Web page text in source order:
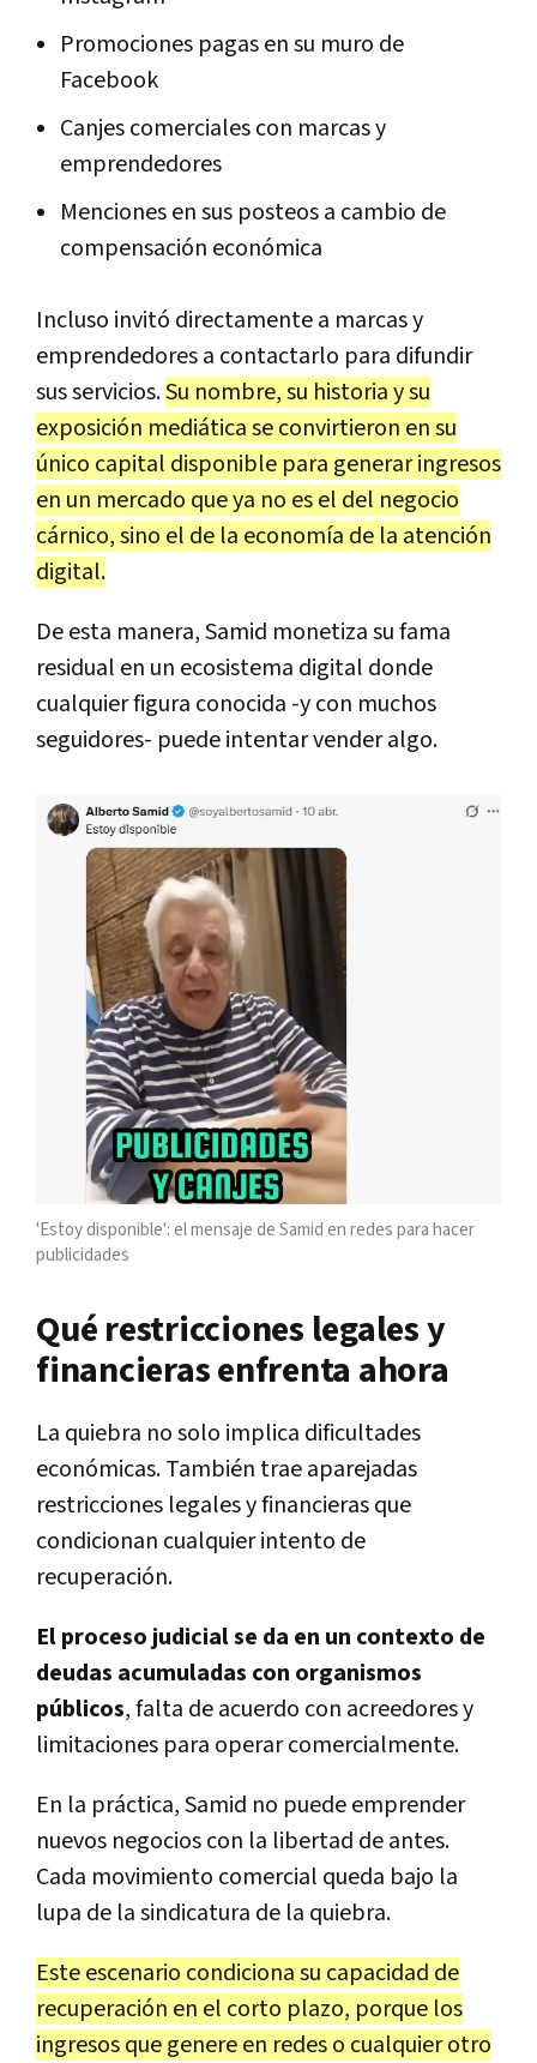
Promociones pagas en su muro de
Facebook
Canjes comerciales con marcas y
emprendedores
Menciones en sus posteos a cambio de
compensación económica
Incluso invitó directamente a marcas y
emprendedores a contactarlo para difundir
sus servicios.Su nombre, su historia y su
exposición mediática se convirtieron en su
único capital disponible para generar ingresos
en un mercado que ya no es el del negocio
cárnico, sino el de la economía de la atención
digital.
De esta manera, Samid monetiza su fama
residual en un ecosistema digital donde
cualquier figura conocida -y con muchos
seguidores- puede intentar vender algo.
'Estoy disponible': el mensaje de Samid en redes para hacer
publicidades
Qué restricciones legales y
financieras enfrenta ahora
La quiebra no solo implica dificultades
económicas. También trae aparejadas
restricciones legales y financieras que
condicionan cualquier intento de
recuperación.
El proceso judicial se da en un contexto de
deudas acumuladas con organismos
públicos, falta de acuerdo con acreedores y
limitaciones para operar comercialmente.
En la práctica, Samid no puede emprender
nuevos negocios con la libertad de antes.
Cada movimiento comercial queda bajo la
lupa de la sindicatura de la quiebra.
Este escenario condiciona su capacidad de
recuperación en el corto plazo, porque los
ingresos que genere en redes o cualquier otro